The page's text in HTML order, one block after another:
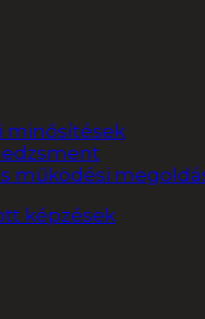
minősítések
működési
képzések